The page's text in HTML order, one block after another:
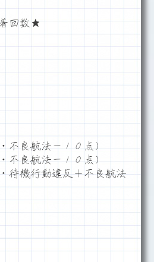
回数★
不良航法－１０点）
不良航法－１０点）
待機行動違反＋不良航法